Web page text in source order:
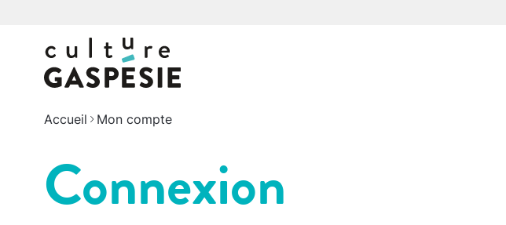
Accueil Mon compte
Connexion